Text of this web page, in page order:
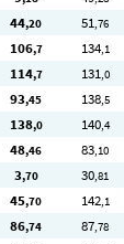
44,20 51,76
106,7 134,1
114,7 131,0
93,45 138,5
138,0 140,4
48,46 83,10
3,70 30,81
45,70 142,1
86,74 87,78